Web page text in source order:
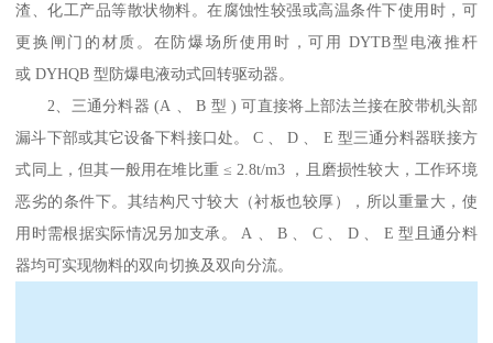
渣、化工产品等散状物料。在腐蚀性较强或高温条件下使用时，可
更换闸门的材质。在防爆场所使用时，可用 DYTB型电液推杆
或 DYHQB 型防爆电液动式回转驱动器。
2、三通分料器 (A 、 B 型 ) 可直接将上部法兰接在胶带机头部
漏斗下部或其它设备下料接口处。 C 、 D 、 E 型三通分料器联接方
式同上，但其一般用在堆比重 ≤ 2.8t/m3 ，且磨损性较大，工作环境
恶劣的条件下。其结构尺寸较大（衬板也较厚），所以重量大，使
用时需根据实际情况另加支承。 A 、 B 、 C 、 D 、 E 型且通分料
器均可实现物料的双向切换及双向分流。